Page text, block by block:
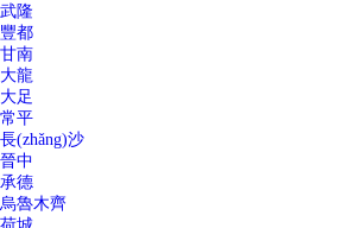
武隆
豐都
甘南
大龍
大足
常平
長(zhǎng)沙
晉中
承德
烏魯木齊